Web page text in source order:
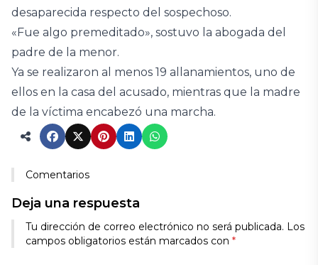
desaparecida respecto del sospechoso.
«Fue algo premeditado», sostuvo la abogada del
padre de la menor.
Ya se realizaron al menos 19 allanamientos, uno de
ellos en la casa del acusado, mientras que la madre
de la víctima encabezó una marcha.
Comentarios
Deja una respuesta
Tu dirección de correo electrónico no será publicada. Los
campos obligatorios están marcados con *